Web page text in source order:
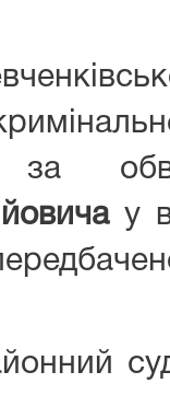
за
у